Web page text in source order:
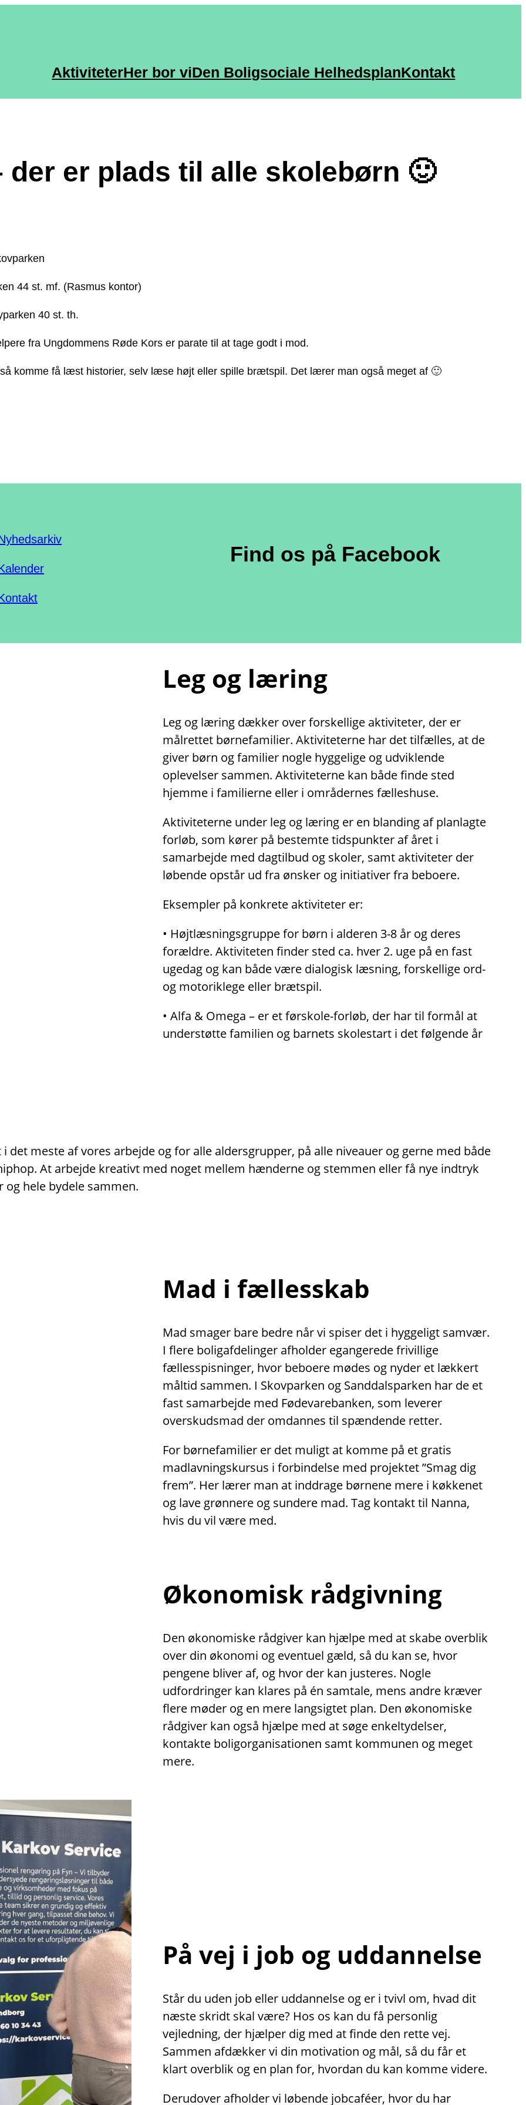
AktiviteterHer bor viDen Boligsociale HelhedsplanKontakt
der er plads til alle skolebørn 🙂
44 st. mf. (Rasmus kontor)
40 st. th.
fra Ungdommens Røde Kors er parate til at tage godt i mod.
komme få læst historier, selv læse højt eller spille brætspil. Det lærer man også meget af 🙂
Find os på Facebook
Leg og læring
Leg og læring dækker over forskellige aktiviteter, der er
målrettet børnefamilier. Aktiviteterne har det tilfælles, at de
giver børn og familier nogle hyggelige og udviklende
oplevelser sammen. Aktiviteterne kan både finde sted
hjemme i familierne eller i områdernes fælleshuse.
Aktiviteterne under leg og læring er en blanding af planlagte
forløb, som kører på bestemte tidspunkter af året i
samarbejde med dagtilbud og skoler, samt aktiviteter der
løbende opstår ud fra ønsker og initiativer fra beboere.
Eksempler på konkrete aktiviteter er:
• Højtlæsningsgruppe for børn i alderen 3-8 år og deres
forældre. Aktiviteten finder sted ca. hver 2. uge på en fast
ugedag og kan både være dialogisk læsning, forskellige ord-
og motoriklege eller brætspil.
• Alfa & Omega – er et førskole-forløb, der har til formål at
understøtte familien og barnets skolestart i det følgende år
meste af vores arbejde og for alle aldersgrupper, på alle niveauer og gerne med både
At arbejde kreativt med noget mellem hænderne og stemmen eller få nye indtryk
hele bydele sammen.
Mad i fællesskab
Mad smager bare bedre når vi spiser det i hyggeligt samvær.
I flere boligafdelinger afholder egangerede frivillige
fællesspisninger, hvor beboere mødes og nyder et lækkert
måltid sammen. I Skovparken og Sanddalsparken har de et
fast samarbejde med Fødevarebanken, som leverer
overskudsmad der omdannes til spændende retter.
For børnefamilier er det muligt at komme på et gratis
madlavningskursus i forbindelse med projektet ”Smag dig
frem”. Her lærer man at inddrage børnene mere i køkkenet
og lave grønnere og sundere mad. Tag kontakt til Nanna,
hvis du vil være med.
Økonomisk rådgivning
Den økonomiske rådgiver kan hjælpe med at skabe overblik
over din økonomi og eventuel gæld, så du kan se, hvor
pengene bliver af, og hvor der kan justeres. Nogle
udfordringer kan klares på én samtale, mens andre kræver
flere møder og en mere langsigtet plan. Den økonomiske
rådgiver kan også hjælpe med at søge enkeltydelser,
kontakte boligorganisationen samt kommunen og meget
mere.
På vej i job og uddannelse
Står du uden job eller uddannelse og er i tvivl om, hvad dit
næste skridt skal være? Hos os kan du få personlig
vejledning, der hjælper dig med at finde den rette vej.
Sammen afdækker vi din motivation og mål, så du får et
klart overblik og en plan for, hvordan du kan komme videre.
Derudover afholder vi løbende jobcaféer, hvor du har